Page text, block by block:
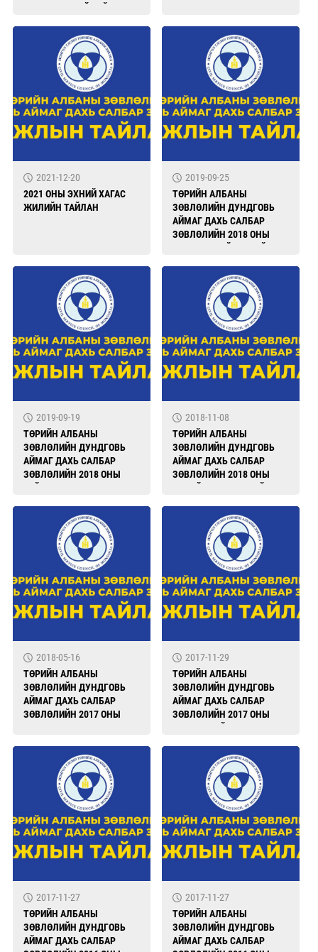
2021-12-20
2021 ОНЫ ЭХНИЙ ХАГАС
ЖИЛИЙН ТАЙЛАН
2019-09-25
ТӨРИЙН АЛБАНЫ
ЗӨВЛӨЛИЙН ДУНДГОВЬ
АЙМАГ ДАХЬ САЛБАР
ЗӨВЛӨЛИЙН 2018 ОНЫ
2019-09-19
ТӨРИЙН АЛБАНЫ
ЗӨВЛӨЛИЙН ДУНДГОВЬ
АЙМАГ ДАХЬ САЛБАР
ЗӨВЛӨЛИЙН 2018 ОНЫ
2018-11-08
ТӨРИЙН АЛБАНЫ
ЗӨВЛӨЛИЙН ДУНДГОВЬ
АЙМАГ ДАХЬ САЛБАР
ЗӨВЛӨЛИЙН 2018 ОНЫ
2018-05-16
ТӨРИЙН АЛБАНЫ
ЗӨВЛӨЛИЙН ДУНДГОВЬ
АЙМАГ ДАХЬ САЛБАР
ЗӨВЛӨЛИЙН 2017 ОНЫ
2017-11-29
ТӨРИЙН АЛБАНЫ
ЗӨВЛӨЛИЙН ДУНДГОВЬ
АЙМАГ ДАХЬ САЛБАР
ЗӨВЛӨЛИЙН 2017 ОНЫ
2017-11-27
ТӨРИЙН АЛБАНЫ
ЗӨВЛӨЛИЙН ДУНДГОВЬ
АЙМАГ ДАХЬ САЛБАР
2017-11-27
ТӨРИЙН АЛБАНЫ
ЗӨВЛӨЛИЙН ДУНДГОВЬ
АЙМАГ ДАХЬ САЛБАР